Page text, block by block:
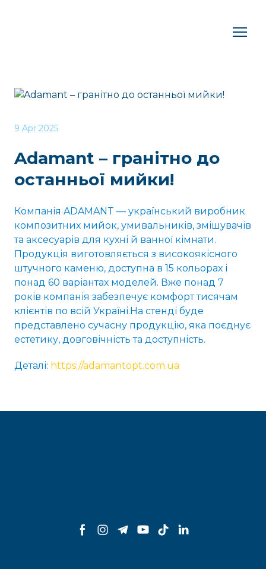
9 Apr 2025
Adamant – гранітно до
останньої мийки!
Компанія ADAMANT — український виробник
композитних мийок, умивальників, змішувачів
та аксесуарів для кухні й ванної кімнати.
Продукція виготовляється з високоякісного
штучного каменю, доступна в 15 кольорах і
понад 60 варіантах моделей. Вже понад 7
років компанія забезпечує комфорт тисячам
клієнтів по всій Україні.На стенді буде
представлено сучасну продукцію, яка поєднує
естетику, довговічність та доступність.
Деталі: https://adamantopt.com.ua